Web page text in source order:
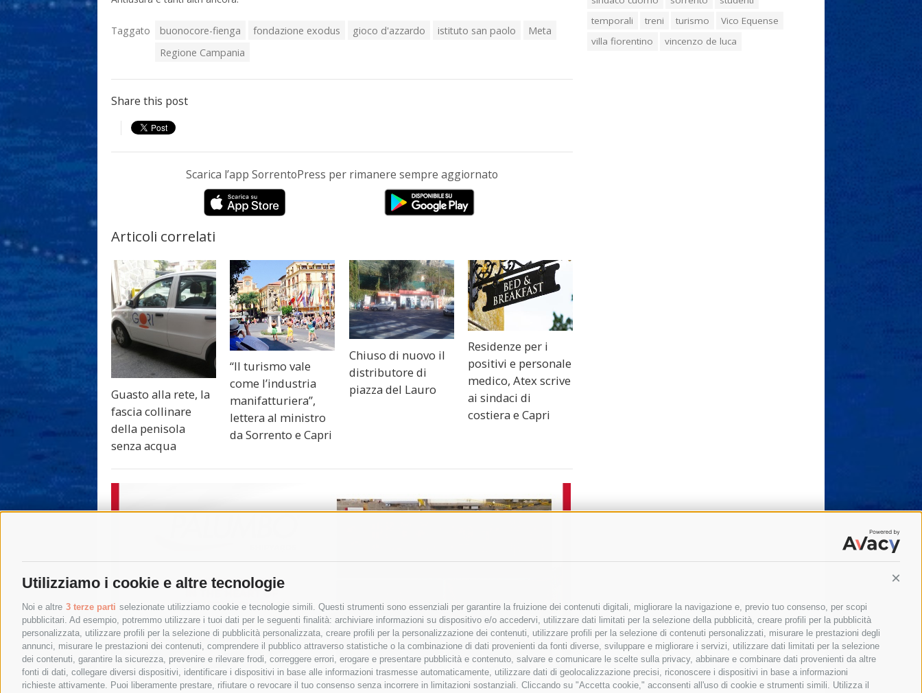
Utilizziamo i cookie e altre tecnologie
Noi e altre 3 terze parti selezionate utilizziamo cookie e tecnologie simili. Questi strumenti sono essenziali per garantire la fruizione dei contenuti digitali, migliorare la navigazione e, previo tuo consenso, per scopi
pubblicitari. Ad esempio, potremmo utilizzare i tuoi dati per le seguenti finalità: archiviare informazioni su dispositivo e/o accedervi, utilizzare dati limitati per la selezione della pubblicità, creare profili per la pubblicità
personalizzata, utilizzare profili per la selezione di pubblicità personalizzata, creare profili per la personalizzazione dei contenuti, utilizzare profili per la selezione di contenuti personalizzati, misurare le prestazioni degli
annunci, misurare le prestazioni dei contenuti, comprendere il pubblico attraverso statistiche o la combinazione di dati provenienti da fonti diverse, sviluppare e migliorare i servizi, utilizzare dati limitati per la selezione
dei contenuti, garantire la sicurezza, prevenire e rilevare frodi, correggere errori, erogare e presentare pubblicità e contenuto, salvare e comunicare le scelte sulla privacy, abbinare e combinare dati provenienti da altre
fonti di dati, collegare diversi dispositivi, identificare i dispositivi in base alle informazioni trasmesse automaticamente, utilizzare dati di geolocalizzazione precisi, riconoscere i dispositivi in base a informazioni
richieste attivamente. Puoi liberamente prestare, rifiutare o revocare il tuo consenso senza incorrere in limitazioni sostanziali. Cliccando su "Accetta cookie," acconsenti all'uso di cookie e strumenti simili. Utilizza il
Taggato buonocore-fienga fondazione exodus gioco d'azzardo istituto san paolo
Meta
Regione Campania
Share this post
Scarica l’app SorrentoPress per rimanere sempre aggiornato
Articoli correlati
Guasto alla rete, la
fascia collinare
della penisola
senza acqua
“Il turismo vale
come l’industria
manifatturiera”,
lettera al ministro
da Sorrento e Capri
Chiuso di nuovo il
distributore di
piazza del Lauro
Residenze per i
positivi e personale
medico, Atex scrive
ai sindaci di
costiera e Capri
temporali
treni turismo
Vico Equense
villa fiorentino
vincenzo de luca